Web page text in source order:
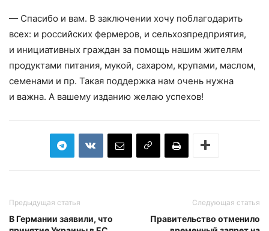
— Спасибо и вам. В заключении хочу поблагодарить
всех: и российских фермеров, и сельхозпредприятия,
и инициативных граждан за помощь нашим жителям
продуктами питания, мукой, сахаром, крупами, маслом,
семенами и пр. Такая поддержка нам очень нужна
и важна. А вашему изданию желаю успехов!
Предыдущая статья
В Германии заявили, что
Следующая статья
Правительство отменило